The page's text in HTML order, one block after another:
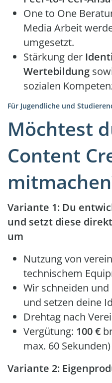
One to One
Media Arbeit
umgesetzt.
Stärkung der
Wertebildung
sozialen
Für Jugendliche und
Möchtest
Content
Variante 1: Du
und setzt diese
um
Nutzung von
technischem
Wir schneiden
und setzen deine
Drehtag nach
Vergütung: 100 €
max. 60 Sekunden)
Variante 2: